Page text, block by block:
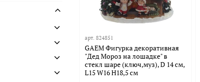
арт. 824851
GAEM Фигурка декоративная
"Дед Мороз на лошадке" в
стекл шаре (ключ,муз), D 14 см,
L15 W16 H18,5 см